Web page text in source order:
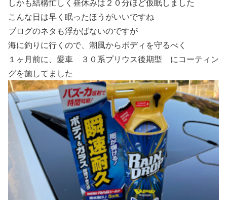
しかも結構忙しく昼休みは２０分ほど仮眠しました
こんな日は早く眠ったほうがいいですね
ブログのネタも浮かばないのですが
海に釣りに行くので、潮風からボディを守るべく
１ヶ月前に、愛車 ３０系プリウス後期型 にコーティン
グを施してました